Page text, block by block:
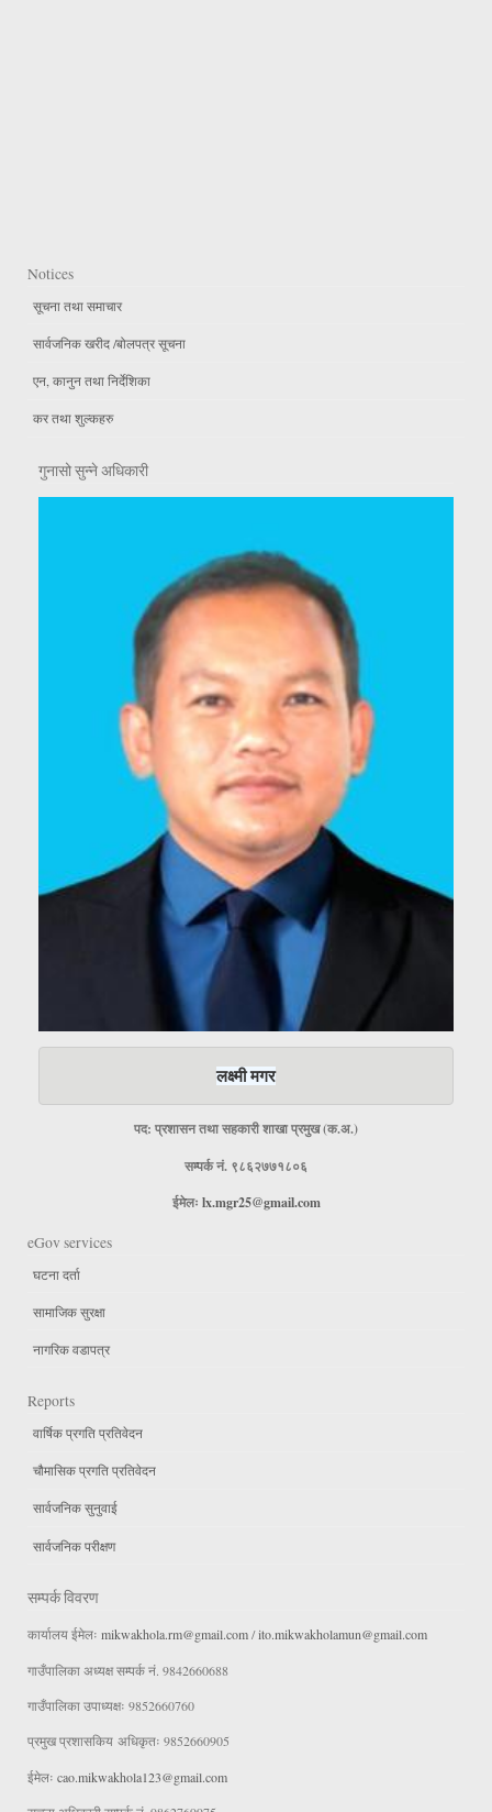
Notices
सूचना तथा समाचार
सार्वजनिक खरीद /बोलपत्र सूचना
एन, कानुन तथा निर्देशिका
कर तथा शुल्कहरु
गुनासो सुन्ने अधिकारी
लक्ष्मी मगर
पद: प्रशासन तथा सहकारी शाखा प्रमुख (क.अ.)
सम्पर्क नं. ९८६२७७१८०६
ईमेलः lx.mgr25@gmail.com
eGov services
घटना दर्ता
सामाजिक सुरक्षा
नागरिक वडापत्र
Reports
वार्षिक प्रगति प्रतिवेदन
चौमासिक प्रगति प्रतिवेदन
सार्वजनिक सुनुवाई
सार्वजनिक परीक्षण
सम्पर्क विवरण
कार्यालय ईमेलः mikwakhola.rm@gmail.com/ito.mikwakholamun@gmail.com
गाउँपालिका अध्यक्ष सम्पर्क नं. 9842660688
गाउँपालिका उपाध्यक्षः 9852660760
प्रमुख प्रशासकिय अधिकृतः 9852660905
ईमेलः cao.mikwakhola123@gmail.com